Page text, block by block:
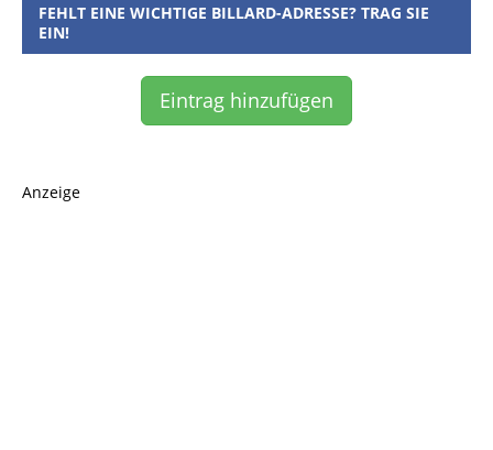
FEHLT EINE WICHTIGE BILLARD-ADRESSE? TRAG SIE
EIN!
Eintrag hinzufügen
Anzeige